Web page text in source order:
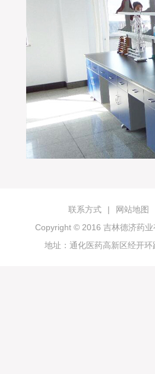
联系方式 |
网站地图
Copyright © 2016 吉林德济药
地址：通化医药高新区经开